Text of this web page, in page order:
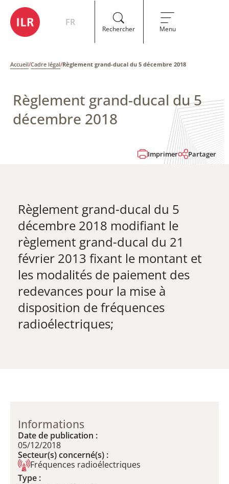
FR
Rechercher Menu
Accueil/Cadre légal/Règlement grand-ducal du 5 décembre 2018
Règlement grand-ducal du 5
décembre 2018
Imprimer Partager
Règlement grand-ducal du 5
décembre 2018 modifiant le
règlement grand-ducal du 21
février 2013 fixant le montant et
les modalités de paiement des
redevances pour la mise à
disposition de fréquences
radioélectriques;​
Informations
Date de publication :
05/12/2018
Secteur(s) concerné(s) :
Fréquences radioélectriques
Type :